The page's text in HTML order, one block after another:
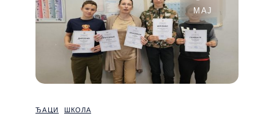
МАЈ
ЂАЦИ ШКОЛА